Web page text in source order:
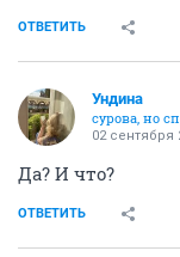
ОТВЕТИТЬ
Ундинa
сурова, но
02 сентября
Да? И что?
ОТВЕТИТЬ